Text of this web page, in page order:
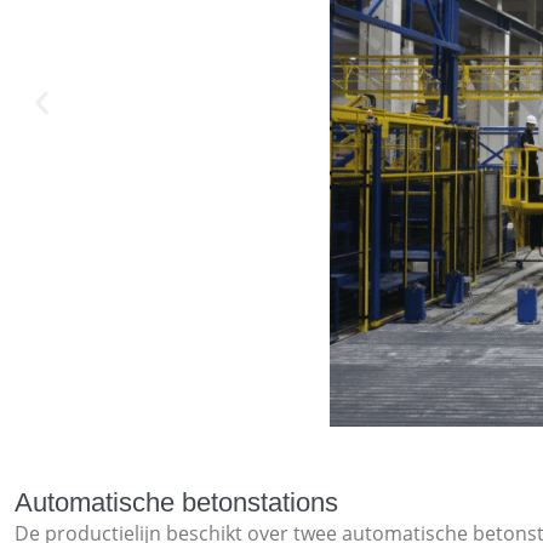
Automatische betonstations
De productielijn beschikt over twee automatische